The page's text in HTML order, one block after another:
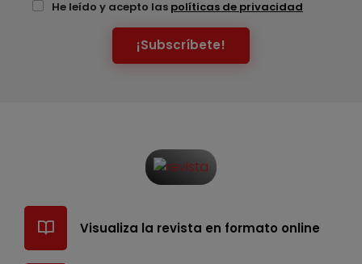
He leído y acepto las políticas de privacidad
¡Subscríbete!
Visualiza la revista en formato online